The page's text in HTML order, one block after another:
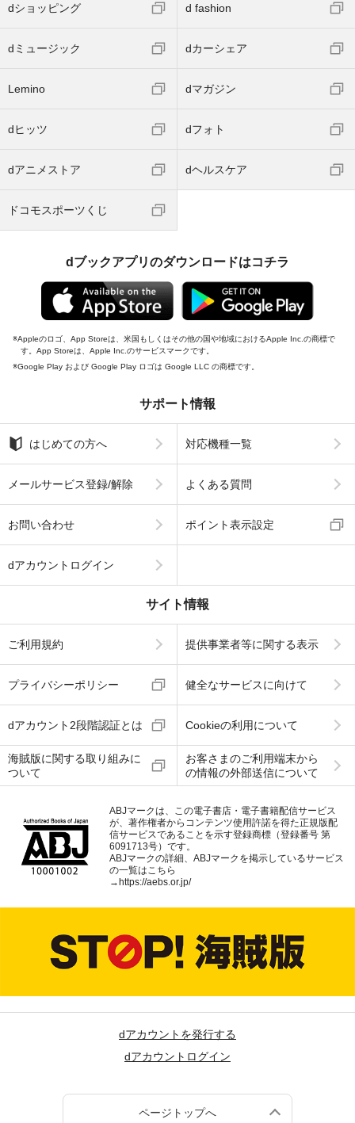
dショッピング d fashion
dミュージック dカーシェア
Lemino dマガジン
dヒッツ dフォト
dアニメストア dヘルスケア
ドコモスポーツくじ
dブックアプリのダウンロードはコチラ
Appleのロゴ、App Storeは、米国もしくはその他の国や地域におけるApple Inc.の商標で
す。App Storeは、Apple Inc.のサービスマークです。
Google Play および Google Play ロゴは Google LLC の商標です。
サポート情報
はじめての方へ 対応機種一覧
メールサービス登録/解除 よくある質問
お問い合わせ ポイント表示設定
dアカウントログイン
サイト情報
ご利用規約 提供事業者等に関する表示
プライバシーポリシー 健全なサービスに向けて
dアカウント2段階認証とは Cookieの利用について
海賊版に関する取り組みに
ついて
お客さまのご利用端末から
の情報の外部送信について
ABJマークは、この電子書店・電子書籍配信サービス
が、著作権者からコンテンツ使用許諾を得た正規版配
信サービスであることを示す登録商標（登録番号 第
6091713号）です。
ABJマークの詳細、ABJマークを掲示しているサービス
の一覧はこちら
→https://aebs.or.jp/
dアカウントを発行する
dアカウントログイン
ページトップへ